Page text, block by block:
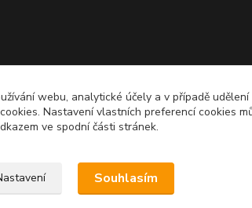
Upravit sběr cookies.
webu, analytické účely a v případě
Nastavení vlastních preferencí cookies
ve spodní části stránek.
Souhlasím